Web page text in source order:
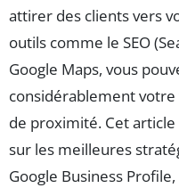
attirer des clients vers
outils comme le SEO
Google Maps, vous
considérablement
de proximité. Cet
sur les meilleures
Google Business